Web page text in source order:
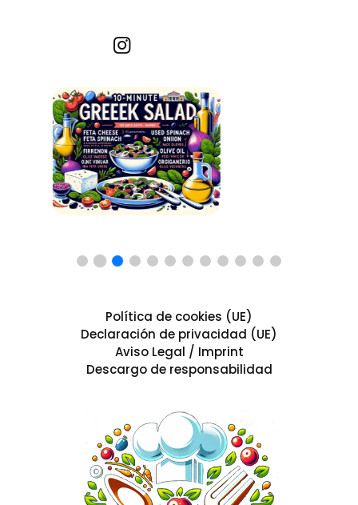
Política de cookies (UE)
Declaración de privacidad (UE)
Aviso Legal / Imprint
Descargo de responsabilidad